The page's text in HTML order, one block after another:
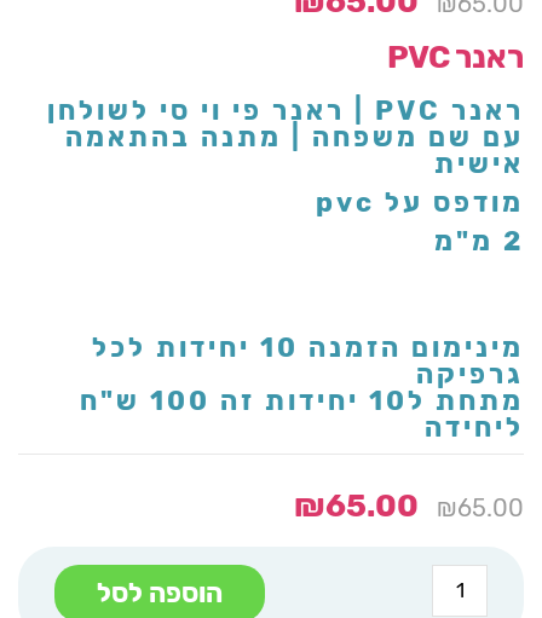
ראנר PVC
ראנר PVC | ראנר פי וי סי לשולחן
עם שם משפחה | מתנה בהתאמה
אישית
מודפס על pvc
2 מ"מ
מינימום הזמנה 10 יחידות לכל
גרפיקה
מתחת ל10 יחידות זה 100 ש"ח
ליחידה
₪65.00
₪65.00
כמות
של
הוספה לסל